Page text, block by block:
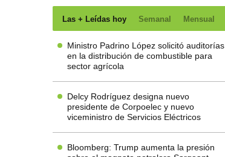
Las + Leídas hoy Semanal Mensual
Ministro Padrino López solicitó auditorías
en la distribución de combustible para
sector agrícola
Delcy Rodríguez designa nuevo
presidente de Corpoelec y nuevo
viceministro de Servicios Eléctricos
Bloomberg: Trump aumenta la presión